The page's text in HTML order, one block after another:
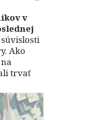
v
súvislosti
Ako
trvať